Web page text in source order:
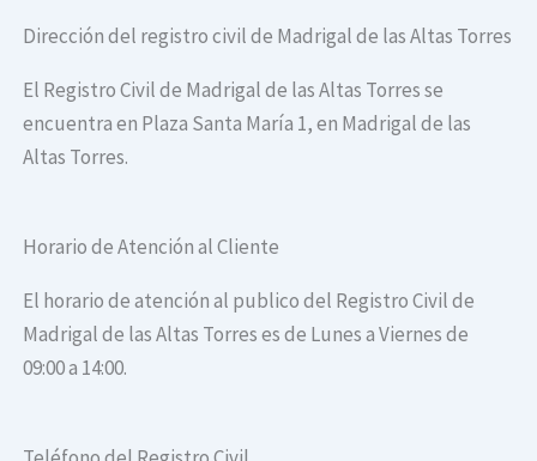
Dirección del registro civil de Madrigal de las Altas Torres
El Registro Civil de Madrigal de las Altas Torres se
encuentra en Plaza Santa María 1, en Madrigal de las
Altas Torres.
Horario de Atención al Cliente
El horario de atención al publico del Registro Civil de
Madrigal de las Altas Torres es de Lunes a Viernes de
09:00 a 14:00.